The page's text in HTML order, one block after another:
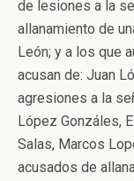
de lesiones a la
allanamiento de
León; y a los que
acusan de: Juan
agresiones a la
López Gonzáles,
Salas, Marcos
acusados de